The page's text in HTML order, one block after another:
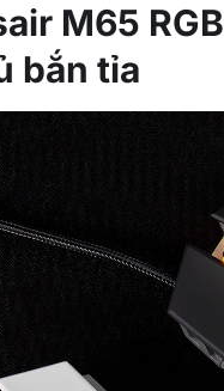
M65
bắn tỉa